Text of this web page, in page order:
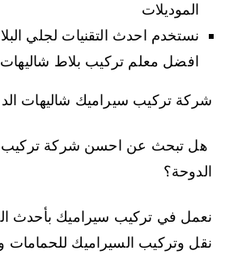
الموديلات
نستخدم احدث التقنيات لجلي
افضل معلم تركيب بلاط شاليهات
شركة تركيب سيراميك شاليهات
هل تبحث عن احسن شركة تركيب
الدوحة؟
نعمل في تركيب سيراميك بأحدث
نقل وتركيب السيراميك للحمامات